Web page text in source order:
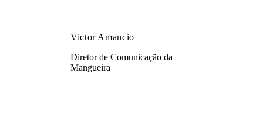
Victor Amancio
Diretor de Comunicação da
Mangueira